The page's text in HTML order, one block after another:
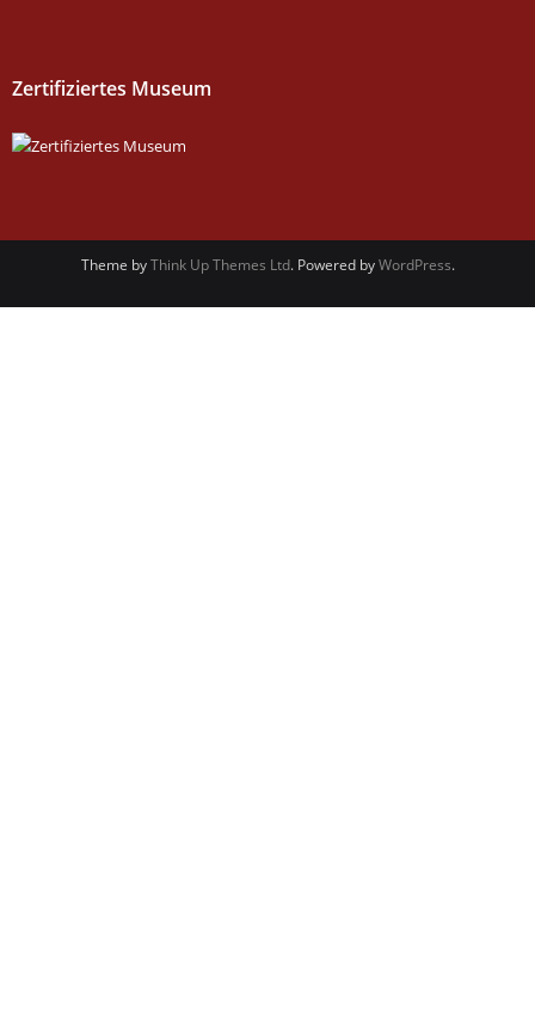
Zertifiziertes Museum
Theme byThink Up Themes Ltd. Powered byWordPress.